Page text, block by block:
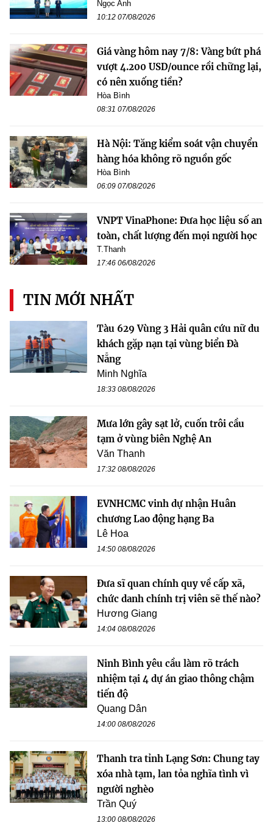
Ngọc Anh
10:12 07/08/2026
Giá vàng hôm nay 7/8: Vàng bứt phá
vượt 4.200 USD/ounce rồi chững lại,
có nên xuống tiền?
Hòa Bình
08:31 07/08/2026
Hà Nội: Tăng kiểm soát vận chuyển
hàng hóa không rõ nguồn gốc
Hòa Bình
06:09 07/08/2026
VNPT VinaPhone: Đưa học liệu số an
toàn, chất lượng đến mọi người học
T.Thanh
17:46 06/08/2026
TIN MỚI NHẤT
Tàu 629 Vùng 3 Hải quân cứu nữ du
khách gặp nạn tại vùng biển Đà
Nẵng
Minh Nghĩa
18:33 08/08/2026
Mưa lớn gây sạt lở, cuốn trôi cầu
tạm ở vùng biên Nghệ An
Văn Thanh
17:32 08/08/2026
EVNHCMC vinh dự nhận Huân
chương Lao động hạng Ba
Lê Hoa
14:50 08/08/2026
Đưa sĩ quan chính quy về cấp xã,
chức danh chính trị viên sẽ thế nào?
Hương Giang
14:04 08/08/2026
Ninh Bình yêu cầu làm rõ trách
nhiệm tại 4 dự án giao thông chậm
tiến độ
Quang Dân
14:00 08/08/2026
Thanh tra tỉnh Lạng Sơn: Chung tay
xóa nhà tạm, lan tỏa nghĩa tình vì
người nghèo
Trần Quý
13:00 08/08/2026